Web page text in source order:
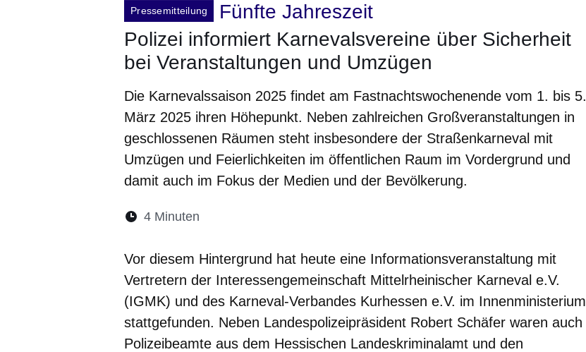
Pressemitteilung
Fünfte Jahreszeit
Polizei informiert Karnevalsvereine über Sicherheit
bei Veranstaltungen und Umzügen
Die Karnevalssaison 2025 findet am Fastnachtswochenende vom 1. bis 5.
März 2025 ihren Höhepunkt. Neben zahlreichen Großveranstaltungen in
geschlossenen Räumen steht insbesondere der Straßenkarneval mit
Umzügen und Feierlichkeiten im öffentlichen Raum im Vordergrund und
damit auch im Fokus der Medien und der Bevölkerung.
Lesedauer:
4 Minuten
Vor diesem Hintergrund hat heute eine Informationsveranstaltung mit
Vertretern der Interessengemeinschaft Mittelrheinischer Karneval e.V.
(IGMK) und des Karneval-Verbandes Kurhessen e.V. im Innenministerium
stattgefunden. Neben Landespolizeipräsident Robert Schäfer waren auch
Polizeibeamte aus dem Hessischen Landeskriminalamt und den